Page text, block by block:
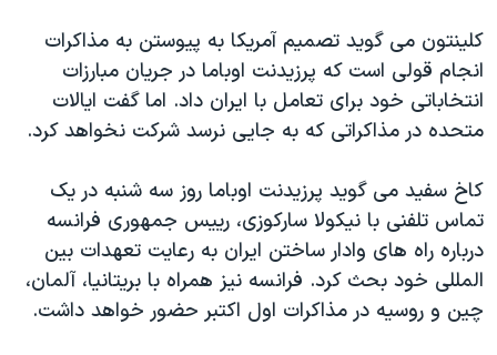
همایش محافظه‌کاران آمریکا «سی‌پک»
صفحه‌های ویژه
سفر پرزیدنت ترامپ به چین
کلینتون می گوید تصمیم آمریکا به پیوستن به مذاکرات
انجام قولی است که پرزیدنت اوباما در جریان مبارزات
انتخاباتی خود برای تعامل با ایران داد. اما گفت ایالات
متحده در مذاکراتی که به جایی نرسد شرکت نخواهد کرد.
کاخ سفید می گوید پرزیدنت اوباما روز سه شنبه در یک
تماس تلفنی با نیکولا سارکوزی، رییس جمهوری فرانسه
درباره راه های وادار ساختن ایران به رعایت تعهدات بین
المللی خود بحث کرد. فرانسه نیز همراه با بریتانیا، آلمان،
چین و روسیه در مذاکرات اول اکتبر حضور خواهد داشت.